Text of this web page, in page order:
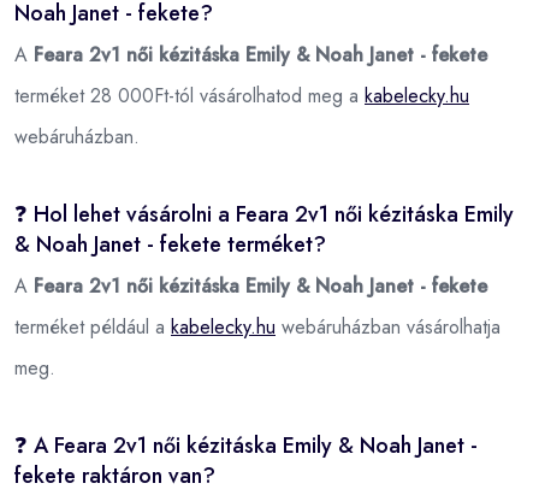
Noah Janet - fekete?
A Feara 2v1 női kézitáska Emily & Noah Janet - fekete
terméket 28 000Ft-tól vásárolhatod meg a kabelecky.hu
webáruházban.
❓ Hol lehet vásárolni a Feara 2v1 női kézitáska Emily
& Noah Janet - fekete terméket?
A Feara 2v1 női kézitáska Emily & Noah Janet - fekete
terméket például a kabelecky.hu webáruházban vásárolhatja
meg.
❓ A Feara 2v1 női kézitáska Emily & Noah Janet -
fekete raktáron van?